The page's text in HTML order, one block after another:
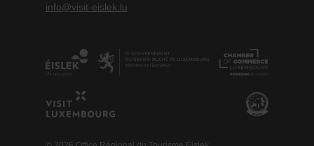
info@visit-eislek.lu